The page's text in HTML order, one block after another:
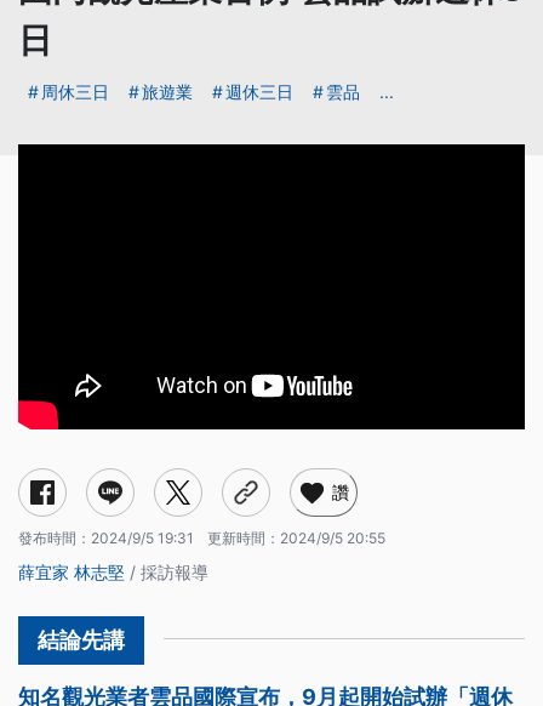
日
周休三日 旅遊業 週休三日 雲品 ...
讚
發布時間： 2024/9/5 19:31 更新時間： 2024/9/5 20:55
薛宜家 林志堅 / 採訪報導
知名觀光業者雲品國際宣布，9月起開始試辦「週休